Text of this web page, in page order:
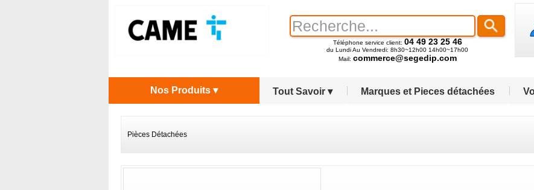
Téléphone service client: 04 49 23 25 46
du Lundi Au Vendredi: 8h30~12h00 14h00~17h00
Mail: commerce@segedip.com
Tout Savoir ▾ Marques et Pieces détachées
Nos Produits ▾
Pièces Détachées